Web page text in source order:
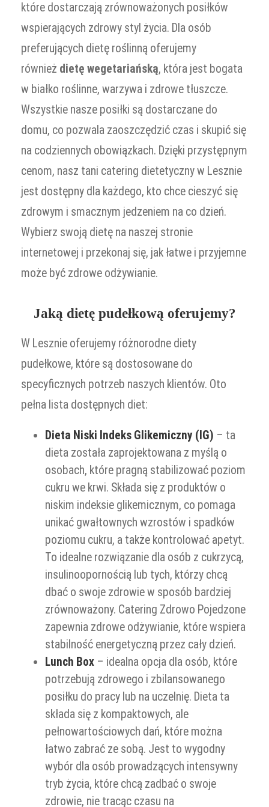
które dostarczają zrównoważonych posiłków
wspierających zdrowy styl życia. Dla osób
preferujących dietę roślinną oferujemy
również dietę wegetariańską, która jest bogata
w białko roślinne, warzywa i zdrowe tłuszcze.
Wszystkie nasze posiłki są dostarczane do
domu, co pozwala zaoszczędzić czas i skupić się
na codziennych obowiązkach. Dzięki przystępnym
cenom, nasz tani catering dietetyczny w Lesznie
jest dostępny dla każdego, kto chce cieszyć się
zdrowym i smacznym jedzeniem na co dzień.
Wybierz swoją dietę na naszej stronie
internetowej i przekonaj się, jak łatwe i przyjemne
może być zdrowe odżywianie.
Jaką dietę pudełkową oferujemy?
W Lesznie oferujemy różnorodne diety
pudełkowe, które są dostosowane do
specyficznych potrzeb naszych klientów. Oto
pełna lista dostępnych diet:
Dieta Niski Indeks Glikemiczny (IG) – ta
dieta została zaprojektowana z myślą o
osobach, które pragną stabilizować poziom
cukru we krwi. Składa się z produktów o
niskim indeksie glikemicznym, co pomaga
unikać gwałtownych wzrostów i spadków
poziomu cukru, a także kontrolować apetyt.
To idealne rozwiązanie dla osób z cukrzycą,
insulinoopornością lub tych, którzy chcą
dbać o swoje zdrowie w sposób bardziej
zrównoważony. Catering Zdrowo Pojedzone
zapewnia zdrowe odżywianie, które wspiera
stabilność energetyczną przez cały dzień.
Lunch Box – idealna opcja dla osób, które
potrzebują zdrowego i zbilansowanego
posiłku do pracy lub na uczelnię. Dieta ta
składa się z kompaktowych, ale
pełnowartościowych dań, które można
łatwo zabrać ze sobą. Jest to wygodny
wybór dla osób prowadzących intensywny
tryb życia, które chcą zadbać o swoje
zdrowie, nie tracąc czasu na